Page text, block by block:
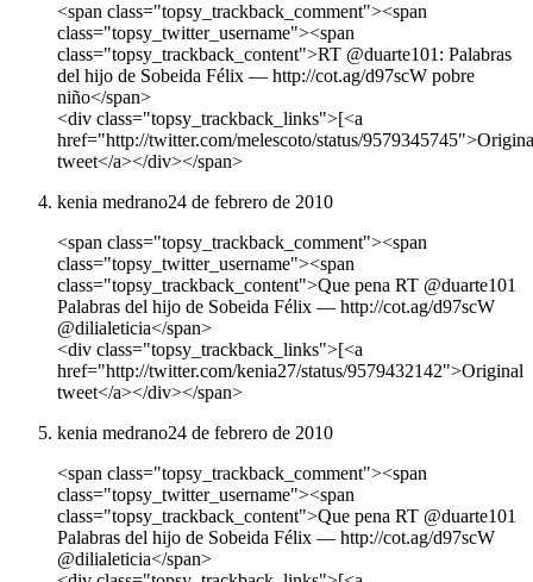
<span class="topsy_trackback_comment"><span
class="topsy_twitter_username"><span
class="topsy_trackback_content">RT @duarte101: Palabras
del hijo de Sobeida Félix ― http://cot.ag/d97scW pobre
niño</span>
<div class="topsy_trackback_links">[<a
href="http://twitter.com/melescoto/status/
tweet</a></div></span>
kenia medrano24 de febrero de 2010
<span class="topsy_trackback_comment"><span
class="topsy_twitter_username"><span
class="topsy_trackback_content">Que pena RT @duarte101
Palabras del hijo de Sobeida Félix ― http://cot.ag/d97scW
@dilialeticia</span>
<div class="topsy_trackback_links">[<a
href="http://twitter.com/kenia27/status/9579432142">Original
tweet</a></div></span>
kenia medrano24 de febrero de 2010
<span class="topsy_trackback_comment"><span
class="topsy_twitter_username"><span
class="topsy_trackback_content">Que pena RT @duarte101
Palabras del hijo de Sobeida Félix ― http://cot.ag/d97scW
@dilialeticia</span>